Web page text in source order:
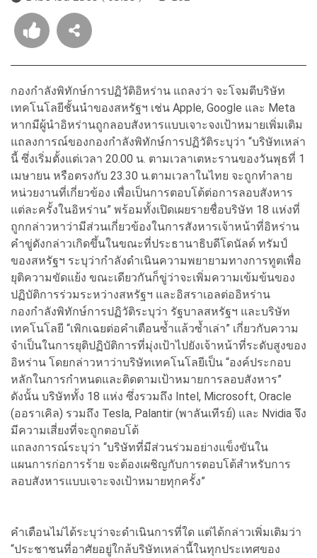
กองกำลังพิทักษ์การปฏิวัติอิหร่าน แถลงว่า จะโจมตีบริษัท
เทคโนโลยีชั้นนำของสหรัฐฯ เช่น Apple, Google และ Meta
หากมีผู้นำอิหร่านถูกลอบสังหารแบบเจาะจงเป้าหมายเพิ่มเติม
แถลงการณ์ของกองกำลังพิทักษ์การปฏิวัติระบุว่า “บริษัทเหล่า
นี้ ซึ่งเริ่มตั้งแต่เวลา 20.00 น. ตามเวลาเตหะรานของวันพุธที่ 1
เมษายน หรือตรงกับ 23.30 น.ตามเวลาในไทย จะถูกทำลาย
หน่วยงานที่เกี่ยวข้อง เพื่อเป็นการตอบโต้ต่อการลอบสังหาร
แต่ละครั้งในอิหร่าน” พร้อมทั้งเปิดเผยรายชื่อบริษัท 18 แห่งที่
ถูกกล่าวหาว่ามีส่วนเกี่ยวข้องในการสังหารเจ้าหน้าที่อิหร่าน
คำขู่ดังกล่าวเกิดขึ้นในขณะที่ประธานาธิบดีโดนัลด์ ทรัมป์
ของสหรัฐฯ ระบุว่ากำลังดำเนินความพยายามทางการทูตเพื่อ
ยุติความขัดแย้ง ขณะเดียวกันก็ขู่ว่าจะเพิ่มความเข้มข้นของ
ปฏิบัติการร่วมระหว่างสหรัฐฯ และอิสราเอลต่ออิหร่าน
กองกำลังพิทักษ์การปฏิวัติระบุว่า รัฐบาลสหรัฐฯ และบริษัท
เทคโนโลยี “เพิกเฉยต่อคำเตือนซ้ำแล้วซ้ำเล่า” เกี่ยวกับความ
จำเป็นในการยุติปฏิบัติการที่มุ่งเป้าไปยังเจ้าหน้าที่ระดับสูงของ
อิหร่าน โดยกล่าวหาว่าบริษัทเทคโนโลยีเป็น “องค์ประกอบ
หลักในการกำหนดและติดตามเป้าหมายการลอบสังหาร”
ดังนั้น บริษัททั้ง 18 แห่ง ซึ่งรวมถึง Intel, Microsoft, Oracle
(ออราเคิล) รวมถึง Tesla, Palantir (พาลันเทีรย์) และ Nvidia จึง
มีความเสี่ยงที่จะถูกตอบโต้
แถลงการณ์ระบุว่า “บริษัทที่มีส่วนร่วมอย่างแข็งขันใน
แผนการก่อการร้าย จะต้องเผชิญกับการตอบโต้สำหรับการ
ลอบสังหารแบบเจาะจงเป้าหมายทุกครั้ง”
คำเตือนไม่ได้ระบุว่าจะดำเนินการที่ใด แต่ได้กล่าวเพิ่มเติมว่า
“ประชาชนที่อาศัยอยู่ใกล้บริษัทเหล่านี้ในทุกประเทศของ